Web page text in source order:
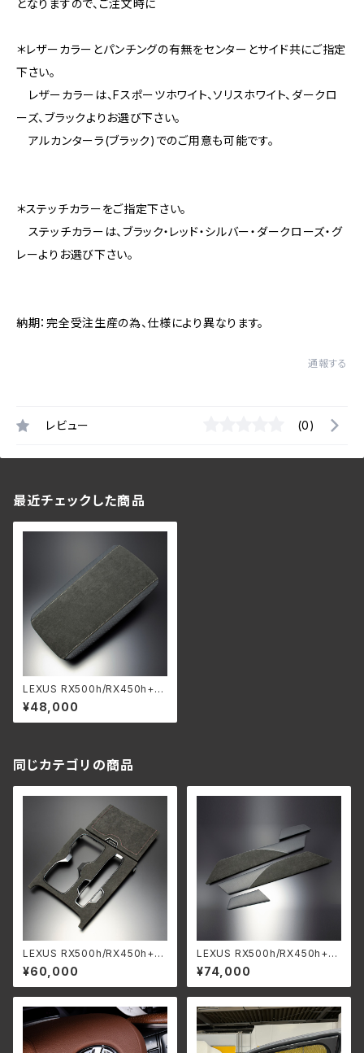
となりますので、ご注文時に
＊レザーカラーとパンチングの有無をセンターとサイド共にご指定
下さい。
レザーカラーは、Fスポーツホワイト、ソリスホワイト、ダークロ
ーズ、ブラックよりお選び下さい。
アルカンターラ(ブラック)でのご用意も可能です。
＊ステッチカラーをご指定下さい。
ステッチカラーは、ブラック・レッド・シルバー・ダークローズ・グ
レーよりお選び下さい。
納期：完全受注生産の為、仕様により異なります。
通報する
レビュー (0)
最近チェックした商品
LEXUS RX500h/RX450h+/R
X350h/RX350 ”レザーイン
テリア” アームレスト
¥48,000
同じカテゴリの商品
LEXUS RX500h/RX450h+/R
X350h/RX350 ”レザーイン
テリア” センターコンソールパ
ネル【2pcs】
¥60,000
LEXUS RX500h/RX450h+/R
X350h/RX350 ”レザーイン
テリア” センターコンソールサ
イド【左右：4pcs】
¥74,000